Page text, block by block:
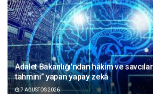
Adalet Bakanlığı’ndan hâkim ve
tahmini” yapan yapay zekâ
7 AĞUSTOS 2026